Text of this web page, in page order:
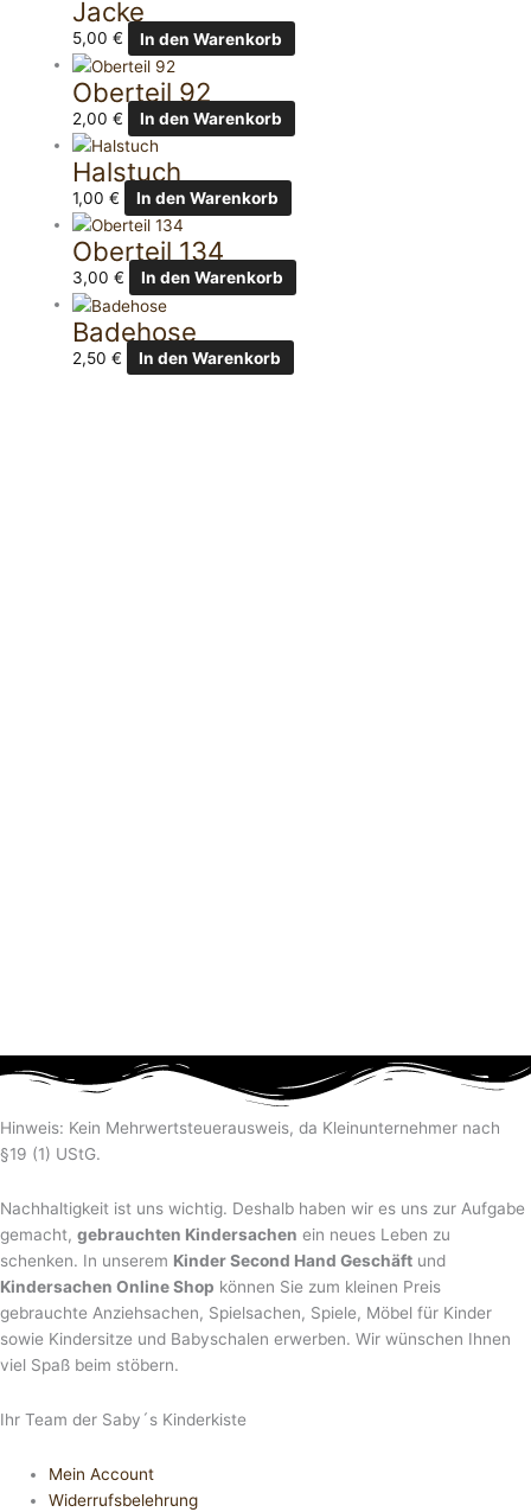
Jacke
5,00€ In den Warenkorb
Oberteil 92
2,00€ In den Warenkorb
Halstuch
1,00€ In den Warenkorb
Oberteil 134
3,00€ In den Warenkorb
Badehose
2,50€ In den Warenkorb
Hinweis: Kein Mehrwertsteuerausweis, da Kleinunternehmer nach
§19 (1) UStG.
Nachhaltigkeit ist uns wichtig. Deshalb haben wir es uns zur Aufgabe
gemacht, gebrauchten Kindersachen ein neues Leben zu
schenken. In unserem Kinder Second Hand Geschäft und
Kindersachen Online Shop können Sie zum kleinen Preis
gebrauchte Anziehsachen, Spiel­sachen, Spiele, Möbel für Kinder
sowie Kindersitze und Babyschalen erwerben. Wir wünschen Ihnen
viel Spaß beim stöbern.
Ihr Team der Saby´s Kinderkiste
Mein Account
Widerrufsbelehrung